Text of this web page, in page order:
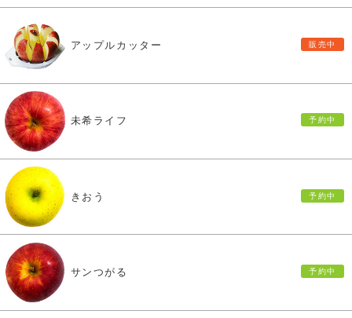
アップルカッター
未希ライフ
きおう
サンつがる